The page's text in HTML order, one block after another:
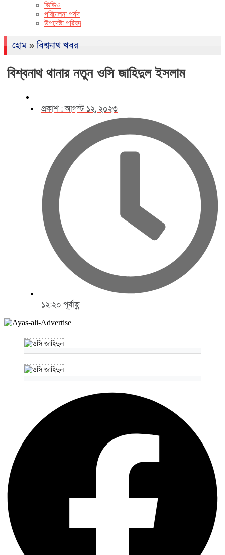
ভিডিও
পরিচালনা পর্ষদ
উপদেষ্টা পরিষদ
হোম»বিশ্বনাথ খবর
বিশ্বনাথ থানার নতুন ওসি জাহিদুল ইসলাম
প্রকাশ :আগস্ট ১২, ২০২৩
১২:২০ পূর্বাহ্ণ